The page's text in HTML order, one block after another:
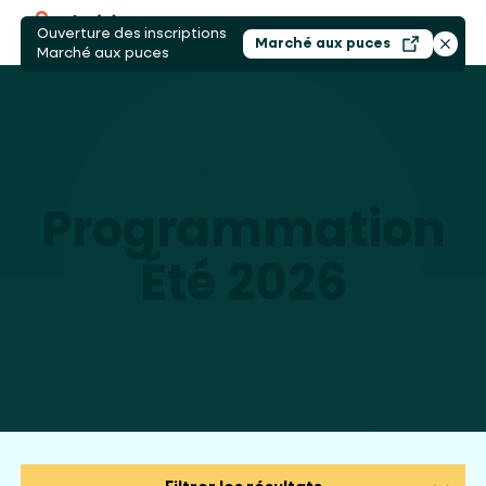
Ouverture des inscriptions
Marché aux puces
Marché aux pucesOuvrir dans un